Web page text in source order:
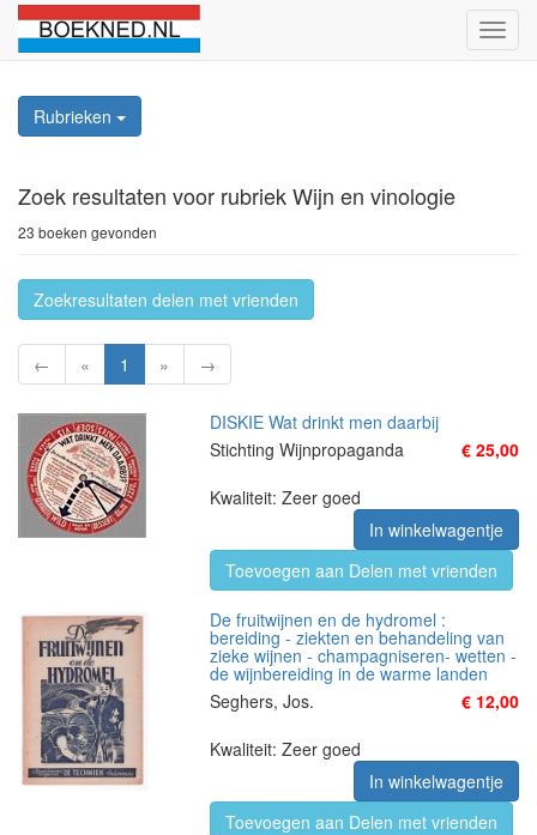
Rubrieken
Zoek resultaten voor rubriek Wijn en vinologie
23 boeken gevonden
Zoekresultaten delen met vrienden
← « 1 » →
DISKIE Wat drinkt men daarbij
Stichting Wijnpropaganda
€ 25,00
Kwaliteit: Zeer goed
In winkelwagentje
Toevoegen aan Delen met vrienden
De fruitwijnen en de hydromel :
bereiding - ziekten en behandeling van
zieke wijnen - champagniseren- wetten -
de wijnbereiding in de warme landen
Seghers, Jos.
€ 12,00
Kwaliteit: Zeer goed
In winkelwagentje
Toevoegen aan Delen met vrienden